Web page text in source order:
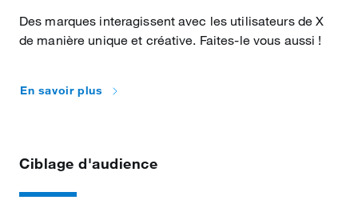
Des marques interagissent avec les utilisateurs de X
de manière unique et créative. Faites-le vous aussi !
En savoir plus
Ciblage d'audience